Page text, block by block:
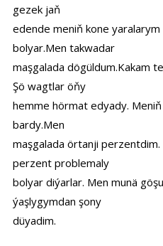
gezek jaň
edende meniň kone
bolyar.Men takwadar
maşgalada dögüldum.Kakam
Şö wagtlar öňy
hemme hörmat edyady.
bardy.Men
maşgalada örtanji
perzent problemaly
bolyar diýarlar. Men munä
ýaşlygymdan şony
düyadim.